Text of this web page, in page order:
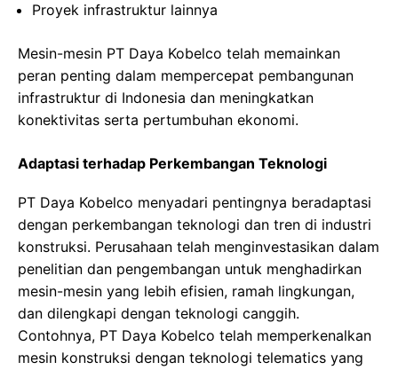
Proyek infrastruktur lainnya
Mesin-mesin PT Daya Kobelco telah memainkan
peran penting dalam mempercepat pembangunan
infrastruktur di Indonesia dan meningkatkan
konektivitas serta pertumbuhan ekonomi.
Adaptasi terhadap Perkembangan Teknologi
PT Daya Kobelco menyadari pentingnya beradaptasi
dengan perkembangan teknologi dan tren di industri
konstruksi. Perusahaan telah menginvestasikan dalam
penelitian dan pengembangan untuk menghadirkan
mesin-mesin yang lebih efisien, ramah lingkungan,
dan dilengkapi dengan teknologi canggih.
Contohnya, PT Daya Kobelco telah memperkenalkan
mesin konstruksi dengan teknologi telematics yang